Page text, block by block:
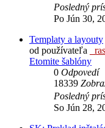
Posledný
Po Jún 30,
Templaty a layouty
od používateľa
Etomite šablóny
0 Odpovedí
18339
Posledný
So Jún 28,